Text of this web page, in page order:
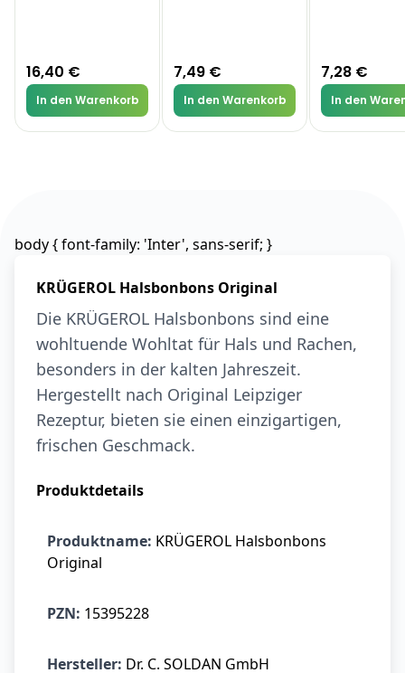
Stabilisierung
17,47 € -26%
ARZNEIMITTEL & GESUNDHEIT
Hametum
Hämorrhoidensalbe:
16,40 €
In den Warenkorb
7,49 €
In den Warenkorb
7,28 €
In den
body { font-family: 'Inter', sans-serif; }
KRÜGEROL Halsbonbons Original
Die KRÜGEROL Halsbonbons sind eine
wohltuende Wohltat für Hals und Rachen,
besonders in der kalten Jahreszeit.
Hergestellt nach Original Leipziger
Rezeptur, bieten sie einen einzigartigen,
frischen Geschmack.
Produktdetails
Produktname: KRÜGEROL Halsbonbons
Original
PZN: 15395228
Hersteller: Dr. C. SOLDAN GmbH